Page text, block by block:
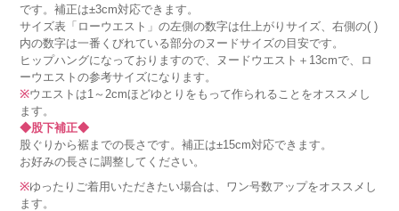
です。補正は±3cm対応できます。
サイズ表「ローウエスト」の左側の数字は仕上がりサイズ、右側の( )
内の数字は一番くびれている部分のヌードサイズの目安です。
ヒップハングになっておりますので、ヌードウエスト＋13cmで、ロ
ーウエストの参考サイズになります。
※ウエストは1～2cmほどゆとりをもって作られることをオススメし
ます。
◆股下補正◆
股ぐりから裾までの長さです。補正は±15cm対応できます。
お好みの長さに調整してください。
※ゆったりご着用いただきたい場合は、ワン号数アップをオススメし
ます。